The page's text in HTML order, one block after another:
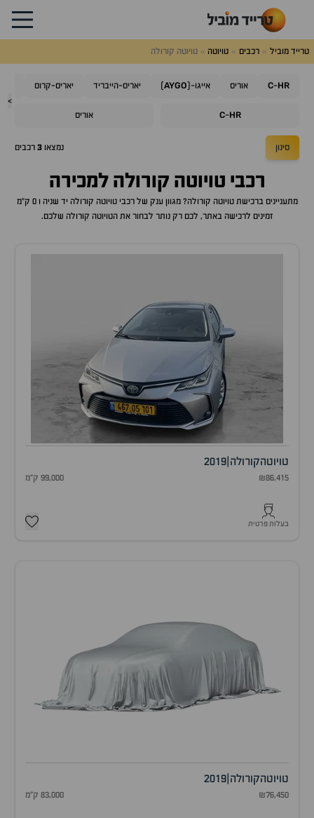
טרייד מוביל רכבים טויוטה טויוטה קורולה
>
C-HR אוריס אייגו-(AYGO
) יאריס-הייבריד יאריס-קרוס
C-HR אוריס
סינון נמצאו 3 רכבים
רכבי טויוטה קורולה למכירה
מתעניינים ברכישתטויוטה קורולה? מגוון ענק של רכביטויוטה קורולה
יד שניה ו 0 ק"מ
זמינים לרכישה באתר, לכם רק נותר לבחור את הטויוטה קורולה שלכם.
טויוטהקורולה 2019
₪86,415 99,000 ק"מ
בעלות פרטית
טויוטהקורולה 2019
₪76,450 83,000 ק"מ